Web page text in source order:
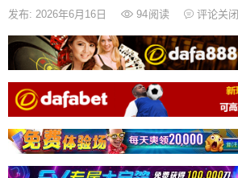
发布: 2026年6月16日 94阅读 评论关闭